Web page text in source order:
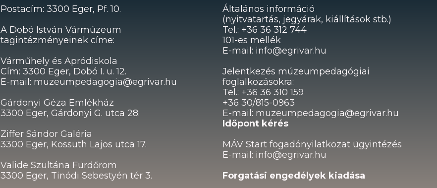
Postacím: 3300 Eger, Pf. 10.
A Dobó István Vármúzeum
tagintézményeinek címe:
Várműhely és Apródiskola
Cím: 3300 Eger, Dobó I. u. 12.
E-mail: muzeumpedagogia@egrivar.hu
Gárdonyi Géza Emlékház
3300 Eger, Gárdonyi G. utca 28.
Ziffer Sándor Galéria
3300 Eger, Kossuth Lajos utca 17.
Valide Szultána Fürdőrom
3300 Eger, Tinódi Sebestyén tér 3.
Általános információ
(nyitvatartás, jegyárak, kiállítások stb.)
Tel.: +36 36 312 744
101-es mellék
E-mail: info@egrivar.hu
Jelentkezés múzeumpedagógiai
foglalkozásokra:
Tel.: +36 36 310 159
+36 30/815-0963
E-mail: muzeumpedagogia@egrivar.hu
Időpont kérés
MÁV Start fogadónyilatkozat ügyintézés
E-mail: info@egrivar.hu
Forgatási engedélyek kiadása